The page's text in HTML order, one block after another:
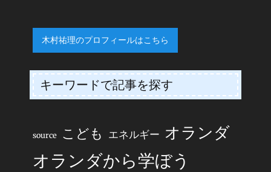
木村祐理のプロフィールはこちら
キーワードで記事を探す
source こども エネルギー オランダ
オランダから学ぼう